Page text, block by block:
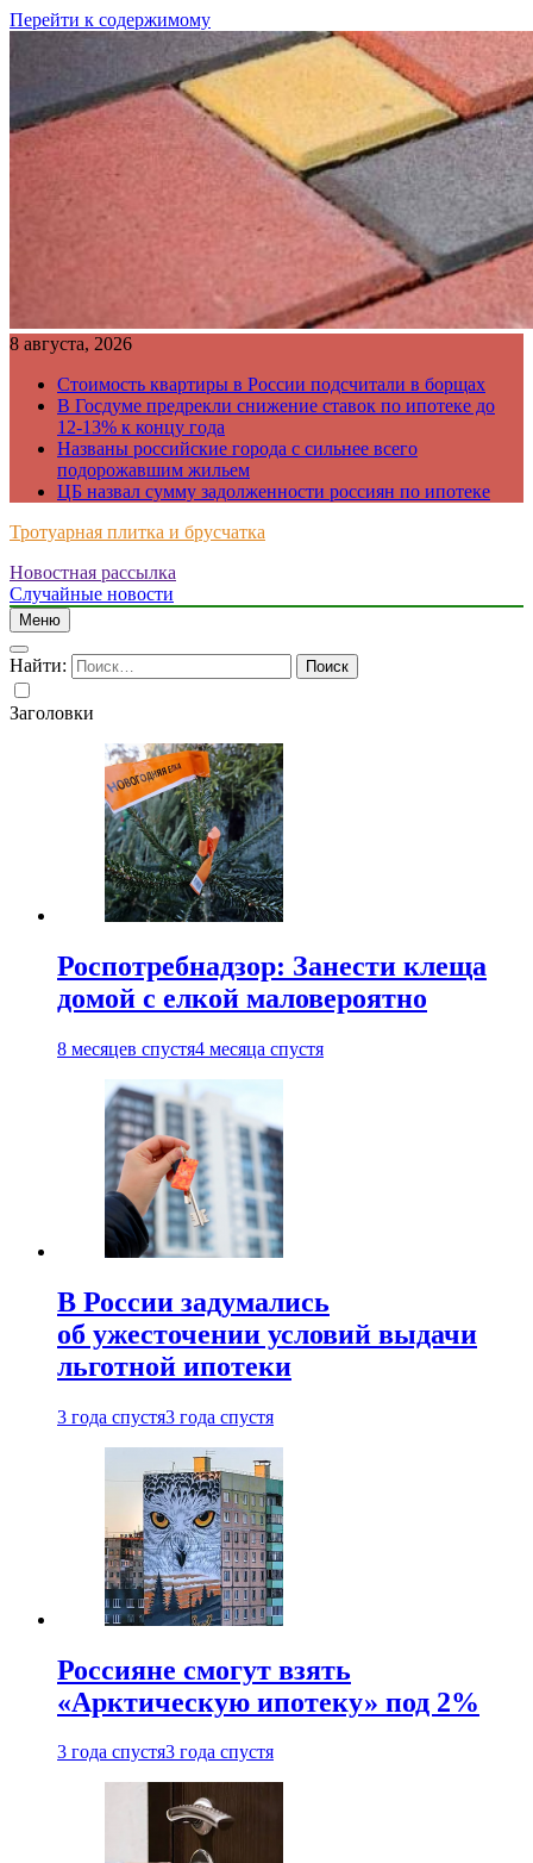
Перейти к содержимому
8 августа, 2026
Стоимость квартиры в России подсчитали в борщах
В Госдуме предрекли снижение ставок по ипотеке до
12-13% к концу года
Названы российские города с сильнее всего
подорожавшим жильем
ЦБ назвал сумму задолженности россиян по ипотеке
Тротуарная плитка и брусчатка
Just another WordPress site
Новостная рассылка
Случайные новости
Меню
Найти:
Заголовки
Роспотребнадзор: Занести клеща
домой с елкой маловероятно
8 месяцев спустя4 месяца спустя
В России задумались
об ужесточении условий выдачи
льготной ипотеки
3 года спустя3 года спустя
Россияне смогут взять
«Арктическую ипотеку» под 2%
3 года спустя3 года спустя